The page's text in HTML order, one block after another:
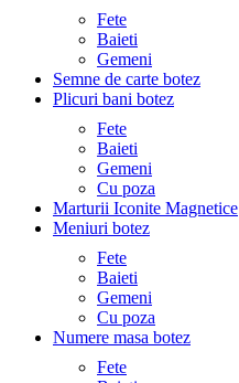
Fete
Baieti
Gemeni
Semne de carte botez
Plicuri bani botez
Fete
Baieti
Gemeni
Cu poza
Marturii Iconite Magnetice
Meniuri botez
Fete
Baieti
Gemeni
Cu poza
Numere masa botez
Fete